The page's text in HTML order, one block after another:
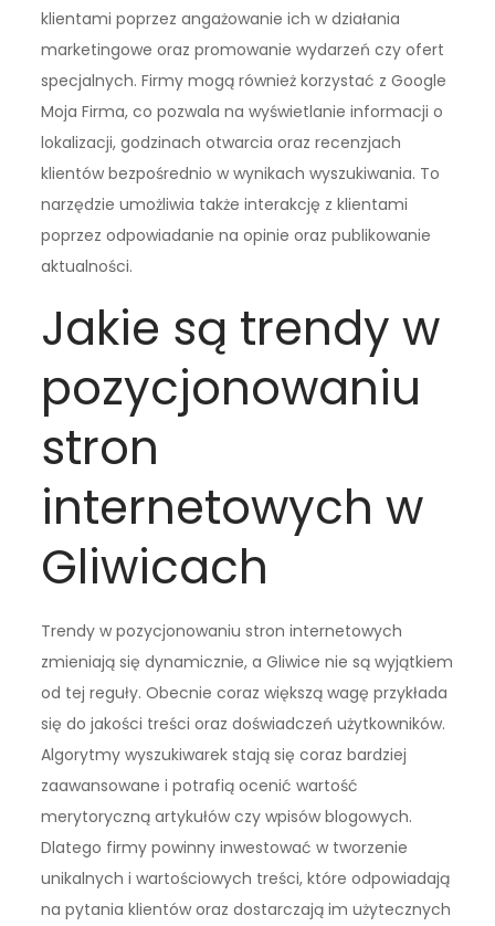
klientami poprzez angażowanie ich w działania
marketingowe oraz promowanie wydarzeń czy ofert
specjalnych. Firmy mogą również korzystać z Google
Moja Firma, co pozwala na wyświetlanie informacji o
lokalizacji, godzinach otwarcia oraz recenzjach
klientów bezpośrednio w wynikach wyszukiwania. To
narzędzie umożliwia także interakcję z klientami
poprzez odpowiadanie na opinie oraz publikowanie
aktualności.
Jakie są trendy w
pozycjonowaniu
stron
internetowych w
Gliwicach
Trendy w pozycjonowaniu stron internetowych
zmieniają się dynamicznie, a Gliwice nie są wyjątkiem
od tej reguły. Obecnie coraz większą wagę przykłada
się do jakości treści oraz doświadczeń użytkowników.
Algorytmy wyszukiwarek stają się coraz bardziej
zaawansowane i potrafią ocenić wartość
merytoryczną artykułów czy wpisów blogowych.
Dlatego firmy powinny inwestować w tworzenie
unikalnych i wartościowych treści, które odpowiadają
na pytania klientów oraz dostarczają im użytecznych